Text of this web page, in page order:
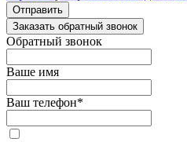
Отправить
Заказать обратный звонок
Обратный звонок
Ваше имя
Ваш телефон*